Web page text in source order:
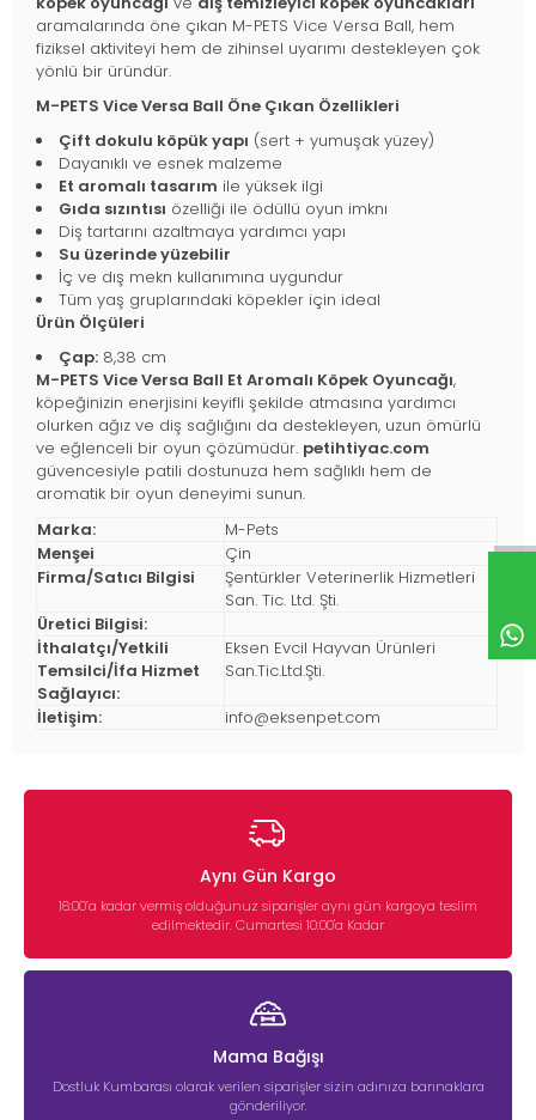
aramalarında öne çıkan M-PETS Vice Versa Ball, hem
fiziksel aktiviteyi hem de zihinsel uyarımı destekleyen çok
yönlü bir üründür.
M-PETS Vice Versa Ball Öne Çıkan Özellikleri
Çift dokulu köpük yapı (sert + yumuşak yüzey)
Dayanıklı ve esnek malzeme
Et aromalı tasarım ile yüksek ilgi
Gıda sızıntısı özelliği ile ödüllü oyun imknı
Diş tartarını azaltmaya yardımcı yapı
Su üzerinde yüzebilir
İç ve dış mekn kullanımına uygundur
Tüm yaş gruplarındaki köpekler için ideal
Ürün Ölçüleri
Çap: 8,38 cm
M-PETS Vice Versa Ball Et Aromalı Köpek Oyuncağı,
köpeğinizin enerjisini keyifli şekilde atmasına yardımcı
olurken ağız ve diş sağlığını da destekleyen, uzun ömürlü
ve eğlenceli bir oyun çözümüdür. petihtiyac.com
güvencesiyle patili dostunuza hem sağlıklı hem de
aromatik bir oyun deneyimi sunun.
Marka:
M-Pets
Menşei
Çin
Firma/Satıcı Bilgisi
Şentürkler Veterinerlik Hizmetleri
San. Tic. Ltd. Şti.
Üretici Bilgisi:
İthalatçı/Yetkili
Temsilci/İfa Hizmet
Sağlayıcı:
Eksen Evcil Hayvan Ürünleri
San.Tic.Ltd.Şti.
İletişim: info@eksenpet.com
Aynı Gün Kargo
16:00’a kadar vermiş olduğunuz siparişler aynı gün kargoya teslim
edilmektedir. Cumartesi 10:00'a Kadar
Mama Bağışı
Dostluk Kumbarası olarak verilen siparişler sizin adınıza barınaklara
gönderiliyor.